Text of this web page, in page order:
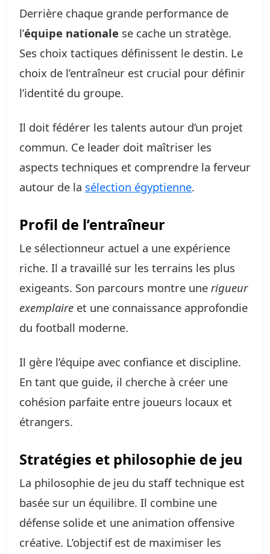
Derrière chaque grande performance de
l’équipe nationale se cache un stratège.
Ses choix tactiques définissent le destin. Le
choix de l’entraîneur est crucial pour définir
l’identité du groupe.
Il doit fédérer les talents autour d’un projet
commun. Ce leader doit maîtriser les
aspects techniques et comprendre la ferveur
autour de la sélection égyptienne.
Profil de l’entraîneur
Le sélectionneur actuel a une expérience
riche. Il a travaillé sur les terrains les plus
exigeants. Son parcours montre une rigueur
exemplaire et une connaissance approfondie
du football moderne.
Il gère l’équipe avec confiance et discipline.
En tant que guide, il cherche à créer une
cohésion parfaite entre joueurs locaux et
étrangers.
Stratégies et philosophie de jeu
La philosophie de jeu du staff technique est
basée sur un équilibre. Il combine une
défense solide et une animation offensive
créative. L’objectif est de maximiser les